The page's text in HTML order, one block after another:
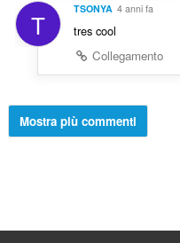
T TSONYA 4 anni fa
tres cool
Collegamento
Mostra più commenti